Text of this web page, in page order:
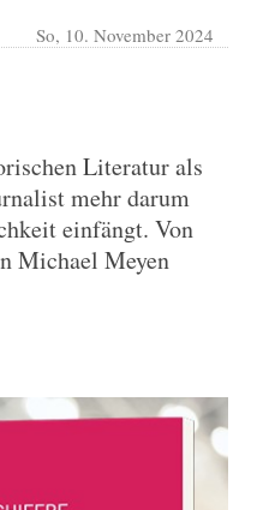
So, 10. November 2024
Literatur als
mehr darum
einfängt. Von
Michael Meyen